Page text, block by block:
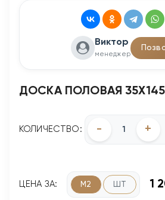
Виктор
менеджер
ДОСКА ПОЛОВАЯ
ЦЕНА ЗА: М2 ШТ 1
КОЛИЧЕСТВО: - +